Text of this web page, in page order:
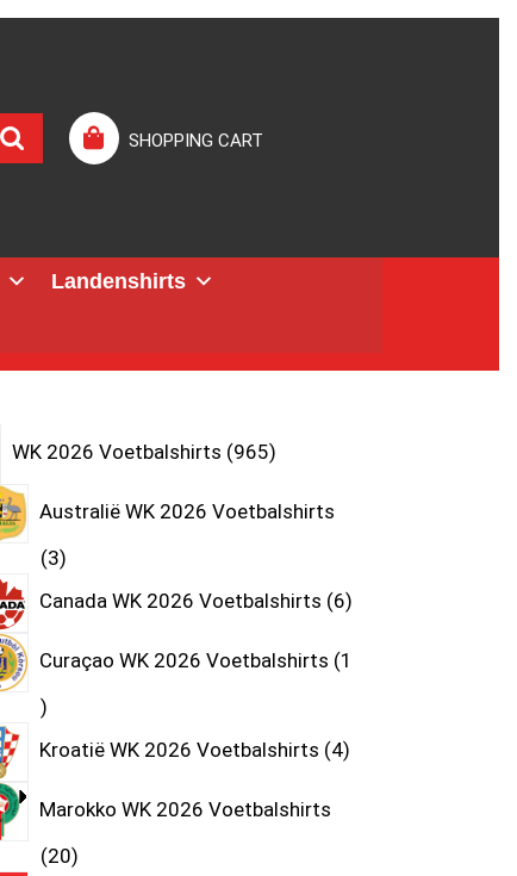
SHOPPING CART
Landenshirts
WK 2026 Voetbalshirts 965
Australië WK 2026 Voetbalshirts
3
Canada WK 2026 Voetbalshirts 6
Curaçao WK 2026 Voetbalshirts 1
Kroatië WK 2026 Voetbalshirts 4
Marokko WK 2026 Voetbalshirts
20